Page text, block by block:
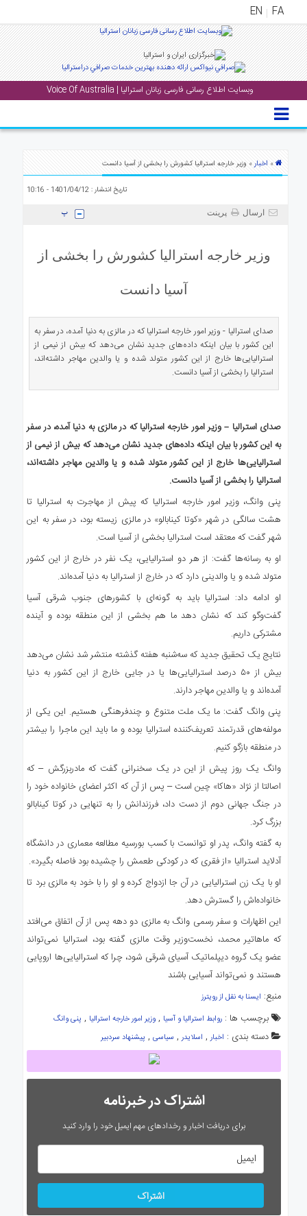
FA
EN
وبسایت اطلاع رسانی فارسی زبانان استرالیا | Voice Of Australia
منوی
اصلی
پادکست
» اخبار» وزیر خارجه استرالیا کشورش را بخشی از آسیا دانست
تاریخ انتشار : 1401/04/12 - 10:16
ارسال پرینت
وزیر خارجه استرالیا کشورش را بخشی از
آسیا دانست
صدای استرالیا - وزیر امور خارجه استرالیا که در مالزی به دنیا آمده، در سفر به
این کشور با بیان اینکه داده‌های جدید نشان می‌دهد که بیش از نیمی از
استرالیایی‌ها خارج از این کشور متولد شده و یا والدین مهاجر داشته‌اند،
استرالیا را بخشی از آسیا دانست.
صدای استرالیا – وزیر امور خارجه استرالیا که در مالزی به دنیا آمده، در سفر
به این کشور با بیان اینکه داده‌های جدید نشان می‌دهد که بیش از نیمی از
استرالیایی‌ها خارج از این کشور متولد شده و یا والدین مهاجر داشته‌اند،
استرالیا را بخشی از آسیا دانست.
پنی وانگ، وزیر امور خارجه استرالیا که پیش از مهاجرت به استرالیا تا
هشت سالگی در شهر «کوتا کینابالو» در مالزی زیسته بود، در سفر به این
شهر گفت که معتقد است استرالیا بخشی از آسیا است.
او به رسانه‌ها گفت: از هر دو استرالیایی، یک نفر در خارج از این کشور
متولد شده و یا والدینی دارد که در خارج از استرالیا به دنیا آمده‌اند.
او ادامه داد: استرالیا باید به گونه‌ای با کشورهای جنوب شرقی آسیا
گفت‌وگو کند که نشان دهد ما هم بخشی از این منطقه بوده و آینده
مشترکی داریم.
نتایج یک تحقیق جدید که سه‌شنبه هفته گذشته منتشر شد نشان می‌دهد
بیش از ۵۰ درصد استرالیایی‌ها یا در جایی خارج از این کشور به دنیا
آمده‌اند و یا والدین مهاجر دارند.
پنی وانگ گفت: ما یک ملت متنوع و چندفرهنگی هستیم. این یکی از
مولفه‌های قدرتمند تعریف‌کننده استرالیا بوده و ما باید این ماجرا را بیشتر
در منطقه بازگو کنیم.
وانگ یک روز پیش از این در یک سخنرانی گفت که مادربزرگش – که
اصالتا از نژاد «هاکا» چین است – پس از آن که اکثر اعضای خانواده خود را
در جنگ جهانی دوم از دست داد، فرزندانش را به تنهایی در کوتا کینابالو
بزرگ کرد.
به گفته وانگ، پدر او توانست با کسب بورسیه مطالعه معماری در دانشگاه
آدلاید استرالیا «از فقری که در کودکی طعمش را چشیده بود فاصله بگیرد».
او با یک زن استرالیایی در آن جا ازدواج کرده و او را با خود به مالزی برد تا
خانواده‌اش را گسترش دهد.
این اظهارات و سفر رسمی وانگ به مالزی دو دهه پس از آن اتفاق می‌افتد
که ماهاتیر محمد، نخست‌وزیر وقت مالزی گفته بود، استرالیا نمی‌تواند
عضو یک گروه دیپلماتیک آسیای شرقی شود، چرا که استرالیایی‌ها اروپایی
هستند و نمی‌تواند آسیایی باشند
منبع: ایسنا به نقل از رویترز
برچسب ها : روابط استرالیا و آسیا , وزیر امور خارجه استرالیا , پنی وانگ
دسته بندی : اخبار, اسلایدر, سیاسی, پیشنهاد سردبیر
اشتراک در خبرنامه
برای دریافت اخبار و رخدادهای مهم ایمیل خود را وارد کنید
اشتراک